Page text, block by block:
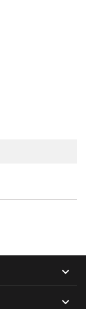

